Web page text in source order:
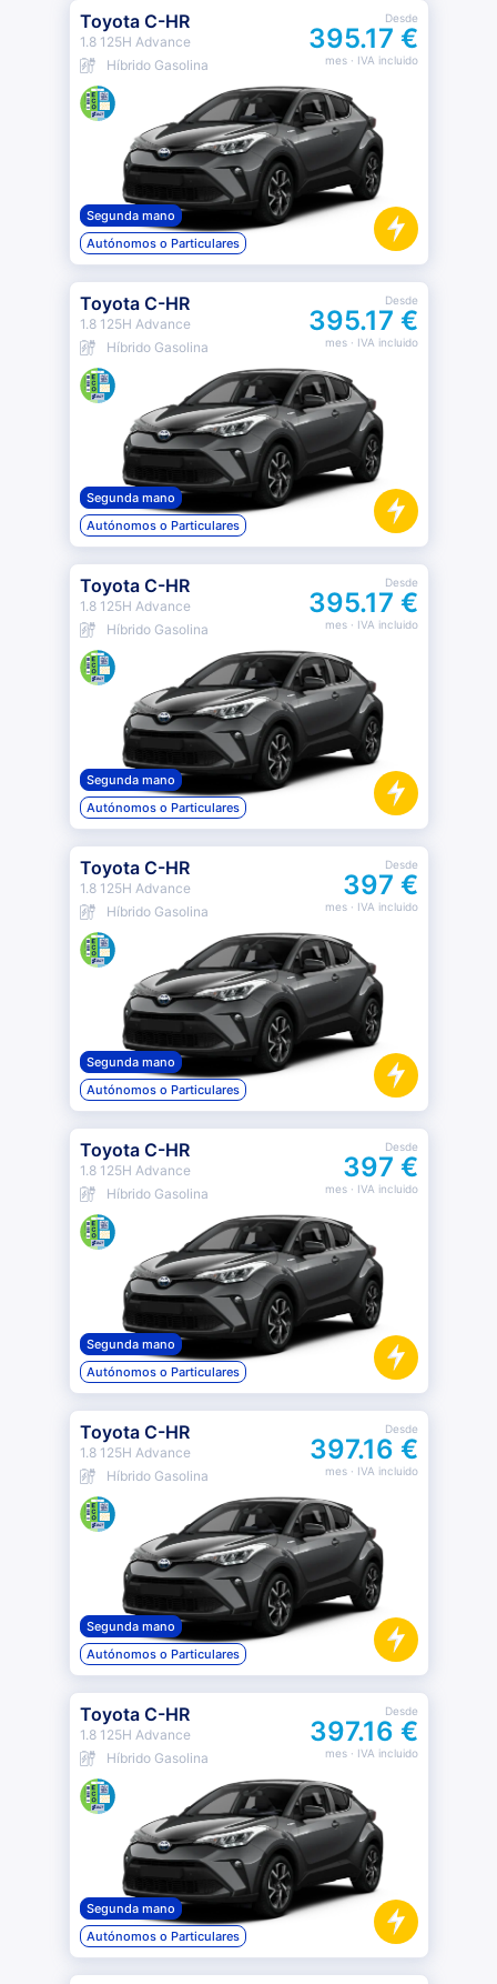
Toyota C-HR
1.8 125H Advance
Híbrido Gasolina
Desde
395.17 €
mes· IVA incluido
Segunda mano
Autónomos o Particulares
Toyota C-HR
1.8 125H Advance
Híbrido Gasolina
Desde
395.17 €
mes· IVA incluido
Segunda mano
Autónomos o Particulares
Toyota C-HR
1.8 125H Advance
Híbrido Gasolina
Desde
395.17 €
mes· IVA incluido
Segunda mano
Autónomos o Particulares
Toyota C-HR
1.8 125H Advance
Híbrido Gasolina
Desde
397 €
mes· IVA incluido
Segunda mano
Autónomos o Particulares
Toyota C-HR
1.8 125H Advance
Híbrido Gasolina
Desde
397 €
mes· IVA incluido
Segunda mano
Autónomos o Particulares
Toyota C-HR
1.8 125H Advance
Híbrido Gasolina
Desde
397.16 €
mes· IVA incluido
Segunda mano
Autónomos o Particulares
Toyota C-HR
1.8 125H Advance
Híbrido Gasolina
Desde
397.16 €
mes· IVA incluido
Segunda mano
Autónomos o Particulares